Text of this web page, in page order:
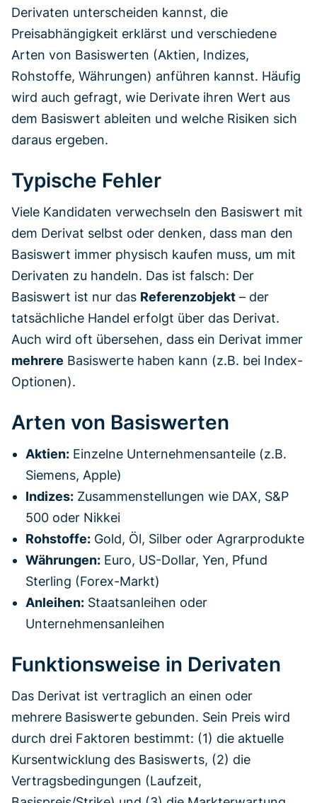
Derivaten unterscheiden kannst, die
Preisabhängigkeit erklärst und verschiedene
Arten von Basiswerten (Aktien, Indizes,
Rohstoffe, Währungen) anführen kannst. Häufig
wird auch gefragt, wie Derivate ihren Wert aus
dem Basiswert ableiten und welche Risiken sich
daraus ergeben.
Typische Fehler
Viele Kandidaten verwechseln den Basiswert mit
dem Derivat selbst oder denken, dass man den
Basiswert immer physisch kaufen muss, um mit
Derivaten zu handeln. Das ist falsch: Der
Basiswert ist nur das Referenzobjekt – der
tatsächliche Handel erfolgt über das Derivat.
Auch wird oft übersehen, dass ein Derivat immer
mehrere Basiswerte haben kann (z.B. bei Index-
Optionen).
Arten von Basiswerten
Aktien: Einzelne Unternehmensanteile (z.B.
Siemens, Apple)
Indizes: Zusammenstellungen wie DAX, S&P
500 oder Nikkei
Rohstoffe: Gold, Öl, Silber oder Agrarprodukte
Währungen: Euro, US-Dollar, Yen, Pfund
Sterling (Forex-Markt)
Anleihen: Staatsanleihen oder
Unternehmensanleihen
Funktionsweise in Derivaten
Das Derivat ist vertraglich an einen oder
mehrere Basiswerte gebunden. Sein Preis wird
durch drei Faktoren bestimmt: (1) die aktuelle
Kursentwicklung des Basiswerts, (2) die
Vertragsbedingungen (Laufzeit,